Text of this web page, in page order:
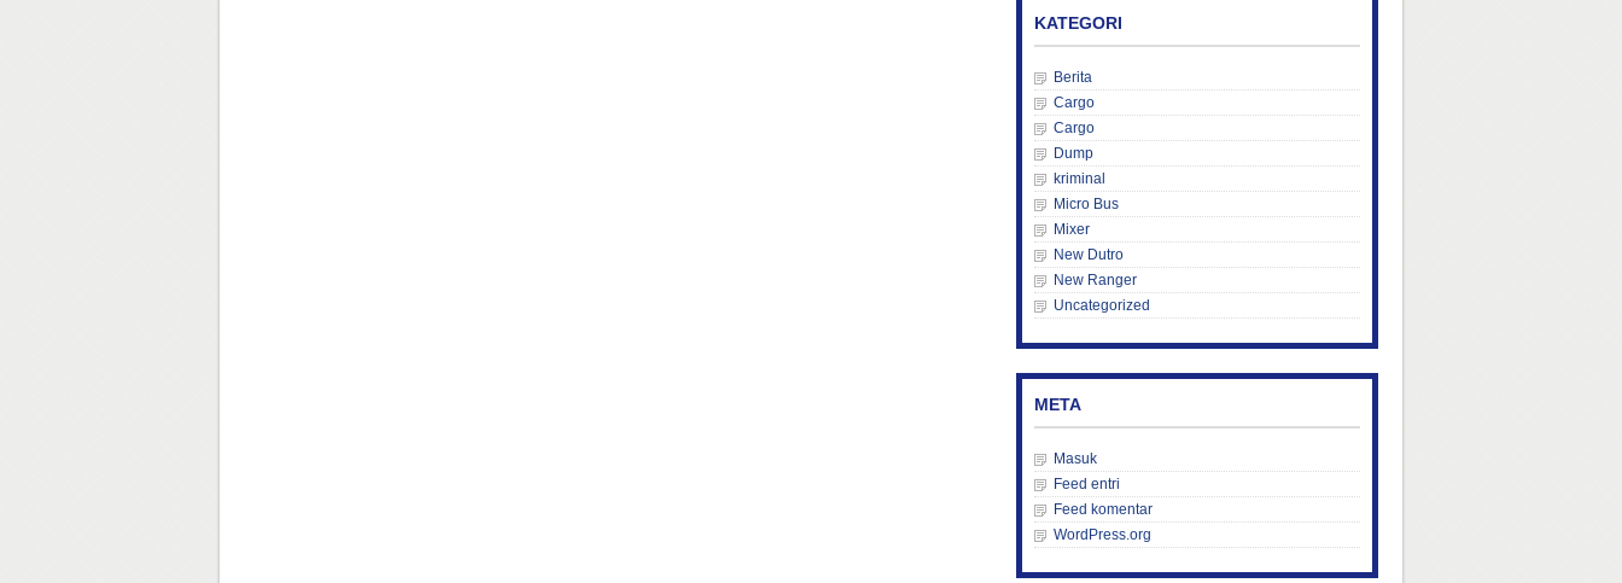
KATEGORI
Berita
Cargo
Cargo
Dump
kriminal
Micro Bus
Mixer
New Dutro
New Ranger
Uncategorized
META
Masuk
Feed entri
Feed komentar
WordPress.org